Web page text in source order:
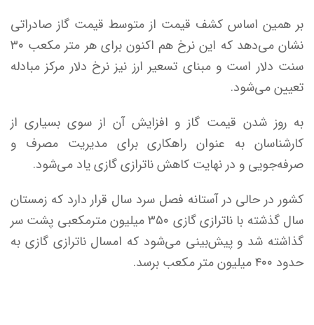
بر همین اساس کشف قیمت از متوسط قیمت گاز صادراتی
نشان می‌دهد که این نرخ هم اکنون برای هر متر مکعب ۳۰
سنت دلار است و مبنای تسعیر ارز نیز نرخ دلار مرکز مبادله
تعیین می‌شود.
به روز شدن قیمت گاز و افزایش آن از سوی بسیاری از
کارشناسان به عنوان راهکاری برای مدیریت مصرف و
صرفه‌جویی و در نهایت کاهش ناترازی گازی یاد می‌شود.
کشور در حالی در آستانه فصل سرد سال قرار دارد که زمستان
سال گذشته با ناترازی گازی ۳۵۰ میلیون مترمکعبی پشت سر
گذاشته شد و پیش‌بینی می‌شود که امسال ناترازی گازی به
حدود ۴۰۰ میلیون متر مکعب برسد.